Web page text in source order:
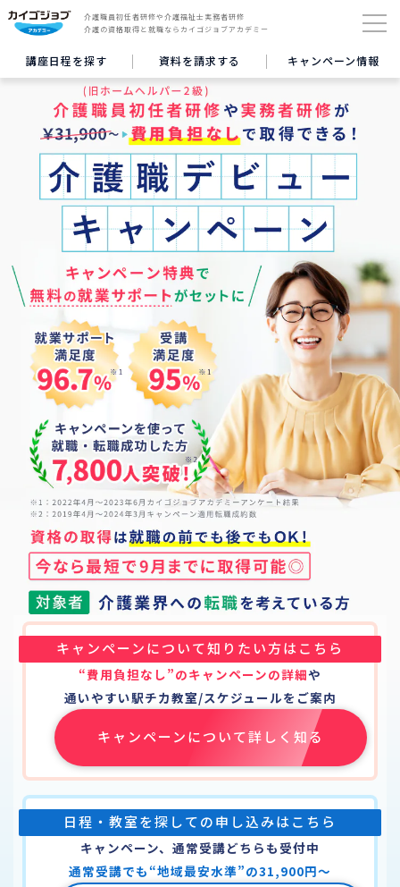
介護職員初任者研修や介護福祉士実務者研修
介護の資格取得と就職ならカイゴジョブアカデミー
講座日程を探す 資料を請求する キャンペーン情報
キャンペーンについて知りたい方はこちら
“費用負担なし”のキャンペーンの詳細や
通いやすい駅チカ教室/スケジュールをご案内
キャンペーンについて詳しく知る
日程・教室を探しての申し込みはこちら
キャンペーン、通常受講どちらも受付中
通常受講でも“地域最安水準”の31,900円〜